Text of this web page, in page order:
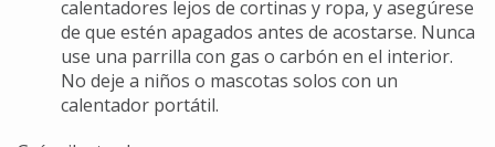
calentadores lejos de cortinas y ropa, y asegúrese
de que estén apagados antes de acostarse. Nunca
use una parrilla con gas o carbón en el interior.
No deje a niños o mascotas solos con un
calentador portátil.